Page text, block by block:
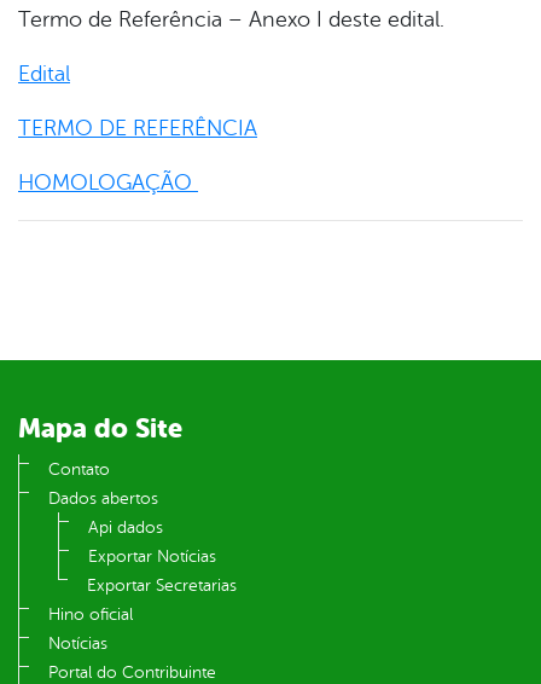
Termo de Referência – Anexo I deste edital.
Edital
TERMO DE REFERÊNCIA
HOMOLOGAÇÃO
Mapa do Site
Contato
Dados abertos
Api dados
Exportar Notícias
Exportar Secretarias
Hino oficial
Notícias
Portal do Contribuinte